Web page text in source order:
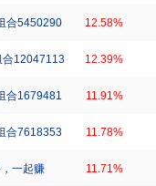
合5450290 12.58%
合12047113 12.39%
合1679481 11.91%
合7618353 11.78%
一起赚 11.71%